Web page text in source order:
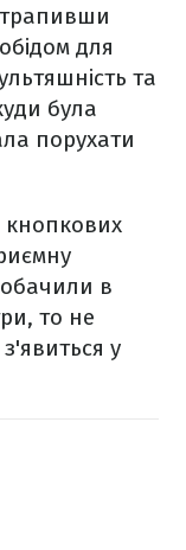
для
та
була
порухати
кнопкових
в
то не
у